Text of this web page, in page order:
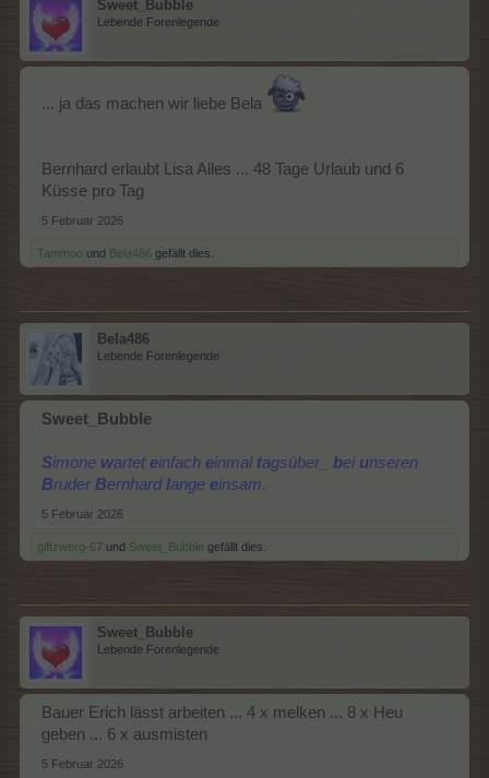
Sweet_Bubble
Lebende Forenlegende
... ja das machen wir liebe Bela
Bernhard erlaubt Lisa Alles ... 48 Tage Urlaub und 6
Küsse pro Tag
5 Februar 2026
Tammoo und Bela486 gefällt dies.
Bela486
Lebende Forenlegende
Sweet_Bubble
Simone wartet einfach einmaltagsüber_ bei unseren
Bruder Bernhard lange einsam.
5 Februar 2026
giftzwerg-67 und Sweet_Bubble gefällt dies.
Sweet_Bubble
Lebende Forenlegende
Bauer Erich lässt arbeiten ... 4 x melken ... 8 x Heu
geben ... 6 x ausmisten
5 Februar 2026